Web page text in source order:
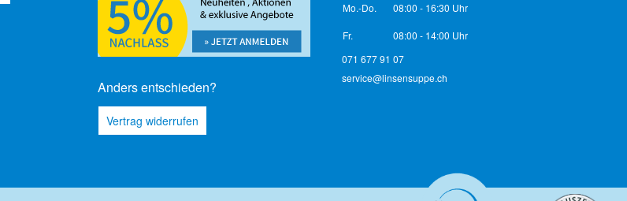
Anders entschieden?
Vertrag widerrufen
Mo.-Do. 08:00 - 16:30 Uhr
Fr.
08:00 - 14:00 Uhr
071 677 91 07
service@linsensuppe.ch